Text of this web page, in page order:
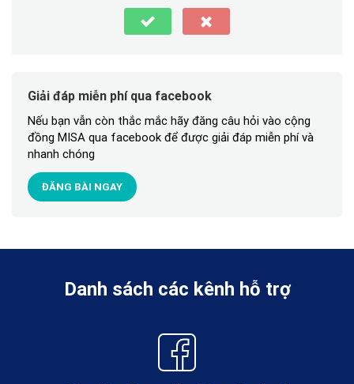
Giải đáp miễn phí qua facebook
Nếu bạn vẫn còn thắc mắc hãy đăng câu hỏi vào cộng
đồng MISA qua facebook để được giải đáp miễn phí và
nhanh chóng
ĐĂNG BÀI NGAY
Danh sách các kênh hỗ trợ